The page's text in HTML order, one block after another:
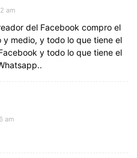
am
del Facebook compro el
y medio, y todo lo que tiene el
y todo lo que tiene el
am